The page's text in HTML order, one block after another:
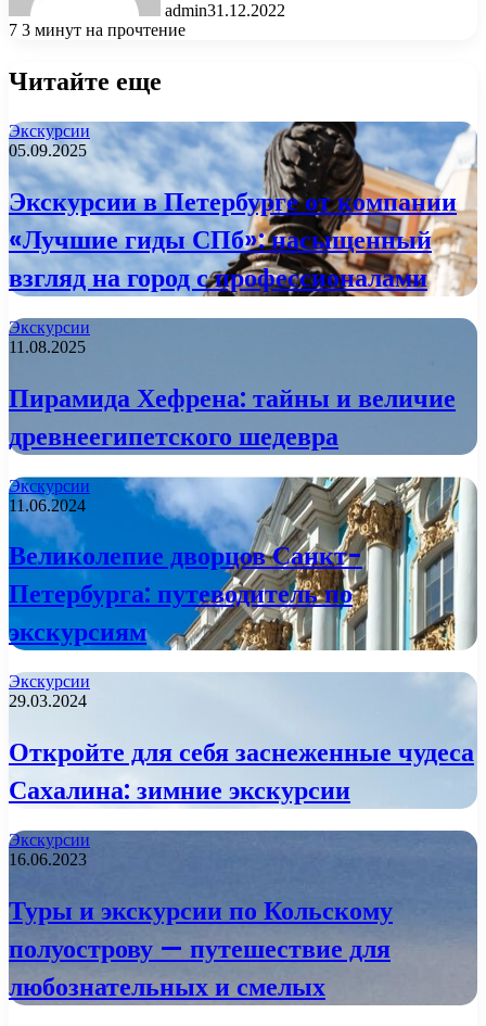
admin31.12.2022
7 3 минут на прочтение
Читайте еще
Экскурсии
05.09.2025
Экскурсии в Петербурге от компании
«Лучшие гиды СПб»: насыщенный
взгляд на город с профессионалами
Экскурсии
11.08.2025
Пирамида Хефрена: тайны и величие
древнеегипетского шедевра
Экскурсии
11.06.2024
Великолепие дворцов Санкт-
Петербурга: путеводитель по
экскурсиям
Экскурсии
29.03.2024
Откройте для себя заснеженные чудеса
Сахалина: зимние экскурсии
Экскурсии
16.06.2023
Туры и экскурсии по Кольскому
полуострову — путешествие для
любознательных и смелых